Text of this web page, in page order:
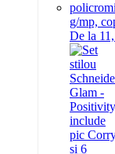
g/mp,
De la